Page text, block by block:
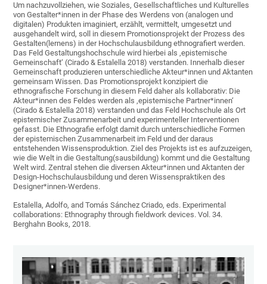
Um nachzuvollziehen, wie Soziales, Gesellschaftliches und Kulturelles
von Gestalter*innen in der Phase des Werdens von (analogen und
digitalen) Produkten imaginiert, erzählt, vermittelt, umgesetzt und
ausgehandelt wird, soll in diesem Promotionsprojekt der Prozess des
Gestalten(lernens) in der Hochschulausbildung ethnografiert werden.
Das Feld Gestaltungshochschule wird hierbei als ‚epistemische
Gemeinschaft‘ (Cirado & Estalella 2018) verstanden. Innerhalb dieser
Gemeinschaft produzieren unterschiedliche Akteur*innen und Aktanten
gemeinsam Wissen. Das Promotionsprojekt konzipiert die
ethnografische Forschung in diesem Feld daher als kollaborativ: Die
Akteur*innen des Feldes werden als ‚epistemische Partner*innen‘
(Cirado & Estalella 2018) verstanden und das Feld Hochschule als Ort
epistemischer Zusammenarbeit und experimenteller Interventionen
gefasst. Die Ethnografie erfolgt damit durch unterschiedliche Formen
der epistemischen Zusammenarbeit im Feld und der daraus
entstehenden Wissensproduktion. Ziel des Projekts ist es aufzuzeigen,
wie die Welt in die Gestaltung(sausbildung) kommt und die Gestaltung
Welt wird. Zentral stehen die diversen Akteur*innen und Aktanten der
Design-Hochschulausbildung und deren Wissenspraktiken des
Designer*innen-Werdens.
Estalella, Adolfo, and Tomás Sánchez Criado, eds. Experimental
collaborations: Ethnography through fieldwork devices. Vol. 34.
Berghahn Books, 2018.